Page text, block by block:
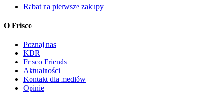
Rabat na pierwsze zakupy
O Frisco
Poznaj nas
KDR
Frisco Friends
Aktualności
Kontakt dla mediów
Opinie